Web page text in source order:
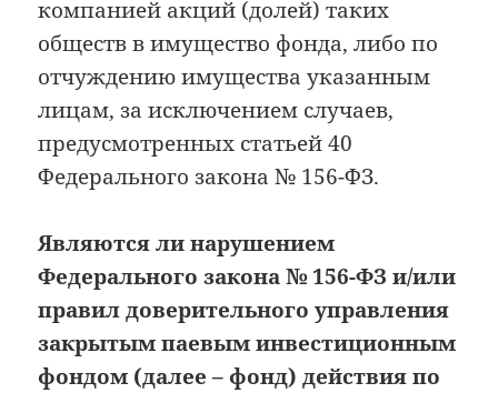
компанией акций (долей) таких
обществ в имущество фонда, либо по
отчуждению имущества указанным
лицам, за исключением случаев,
предусмотренных статьей 40
Федерального закона № 156-ФЗ.
Являются ли нарушением
Федерального закона № 156-ФЗ и/или
правил доверительного управления
закрытым паевым инвестиционным
фондом (далее – фонд) действия по